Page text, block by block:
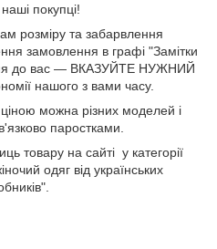
покупці!
розміру та забарвлення
замовлення в графі "Замітки
до вас — ВКАЗУЙТЕ НУЖНИЙ
нашого з вами часу.
можна різних моделей і
паростками.
товару на сайті у категорії
одяг від українських